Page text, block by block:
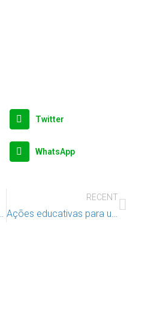
Twitter
WhatsApp
RECENT